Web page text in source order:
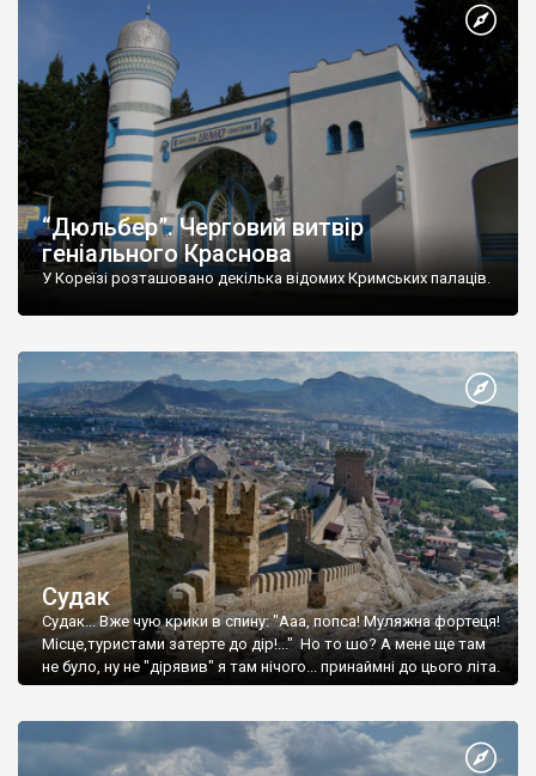
“Дюльбер”. Черговий витвір
геніального Краснова
У Кореїзі розташовано декілька відомих Кримських палаців.
Судак
Судак... Вже чую крики в спину: "Ааа, попса! Муляжна фортеця!
Місце,туристами затерте до дір!..." Но то шо? А мене ще там
не було, ну не "дірявив" я там нічого... принаймні до цього літа.